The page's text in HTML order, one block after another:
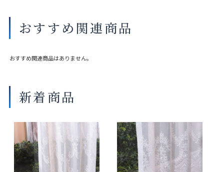
おすすめ関連商品
おすすめ関連商品はありません。
新着商品